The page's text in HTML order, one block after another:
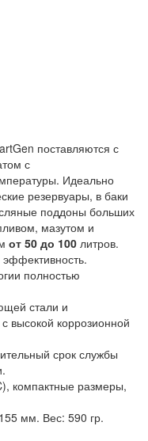
поставляются с
с
Идеально
резервуары, в баки
поддоны больших
мазутом и
от 50 до 100 литров.
полностью
стали и
высокой коррозионной
срок службы
компактные размеры,
мм. Вес: 590 гр.